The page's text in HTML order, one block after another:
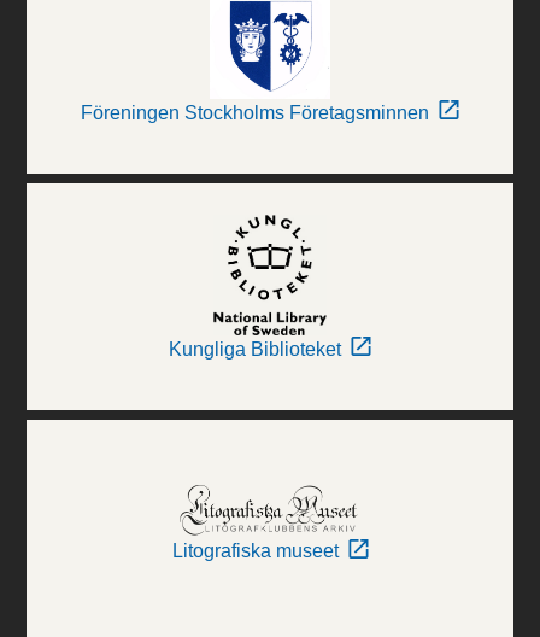
Föreningen Stockholms Företagsminnen
Kungliga Biblioteket
Litografiska museet